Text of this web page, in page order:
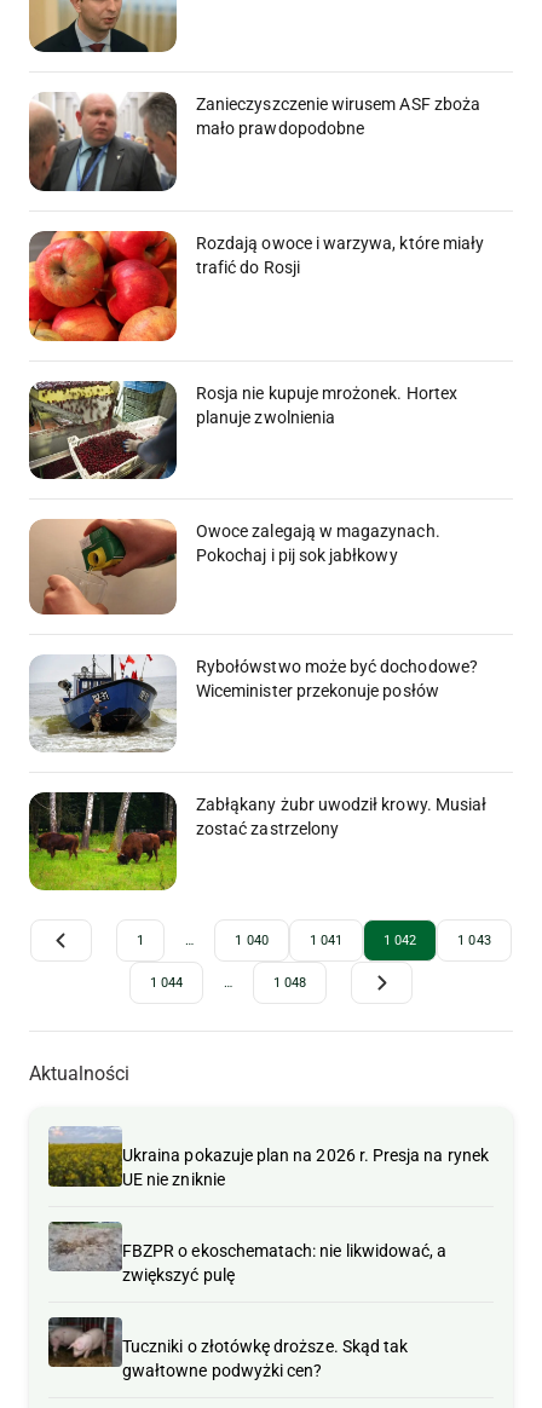
Zanieczyszczenie wirusem ASF zboża
mało prawdopodobne
Rozdają owoce i warzywa, które miały
trafić do Rosji
Rosja nie kupuje mrożonek. Hortex
planuje zwolnienia
Owoce zalegają w magazynach.
Pokochaj i pij sok jabłkowy
Rybołówstwo może być dochodowe?
Wiceminister przekonuje posłów
Zabłąkany żubr uwodził krowy. Musiał
zostać zastrzelony
Archive Pagination
1 … 1 040 1 041 1 042 1 043
1 044 … 1 048
Aktualności
Ukraina pokazuje plan na 2026 r. Presja na rynek
UE nie zniknie
FBZPR o ekoschematach: nie likwidować, a
zwiększyć pulę
Tuczniki o złotówkę droższe. Skąd tak
gwałtowne podwyżki cen?